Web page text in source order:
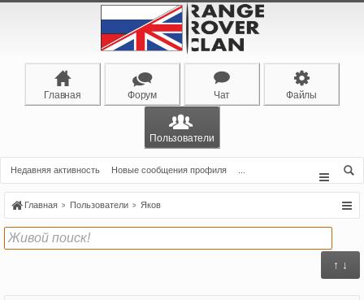
Главная Форум Чат Файлы
Пользователи
Недавняя активность Новые сообщения профиля
Главная Пользователи Яков
↑ ↓